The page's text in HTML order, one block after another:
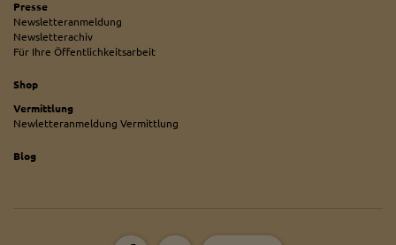
Presse
Newsletteranmeldung
Newsletterachiv
Für Ihre Öffentlichkeitsarbeit
Shop
Vermittlung
Newletteranmeldung Vermittlung
Blog